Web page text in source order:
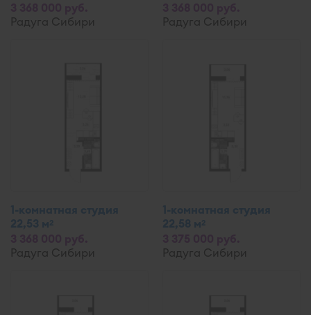
Радуга Сибири
Радуга Сибири
1-комнатная студия
22,53 м2
Радуга Сибири
1-комнатная студия
22,58 м2
Радуга Сибири